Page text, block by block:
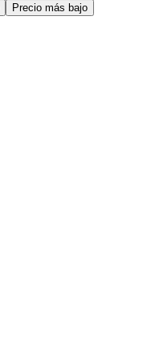
Precio más bajo